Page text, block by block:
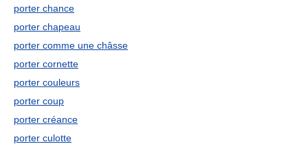
porter chance
porter chapeau
porter comme une châsse
porter cornette
porter couleurs
porter coup
porter créance
porter culotte